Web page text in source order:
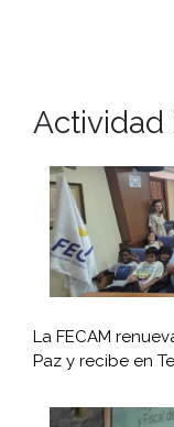
Actividad
La FECAM
Paz y recibe en